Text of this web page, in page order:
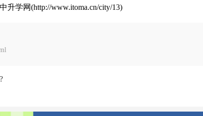
学网(http://www.itoma.cn/city/13)